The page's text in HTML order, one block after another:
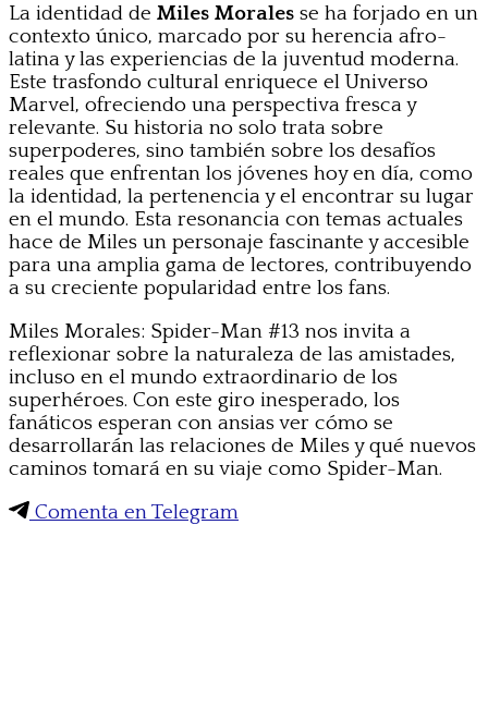
La identidad de Miles Morales se ha forjado en un
contexto único, marcado por su herencia afro-
latina y las experiencias de la juventud moderna.
Este trasfondo cultural enriquece el Universo
Marvel, ofreciendo una perspectiva fresca y
relevante. Su historia no solo trata sobre
superpoderes, sino también sobre los desafíos
reales que enfrentan los jóvenes hoy en día, como
la identidad, la pertenencia y el encontrar su lugar
en el mundo. Esta resonancia con temas actuales
hace de Miles un personaje fascinante y accesible
para una amplia gama de lectores, contribuyendo
a su creciente popularidad entre los fans.
Miles Morales: Spider-Man #13 nos invita a
reflexionar sobre la naturaleza de las amistades,
incluso en el mundo extraordinario de los
superhéroes. Con este giro inesperado, los
fanáticos esperan con ansias ver cómo se
desarrollarán las relaciones de Miles y qué nuevos
caminos tomará en su viaje como Spider-Man.
Comenta en Telegram